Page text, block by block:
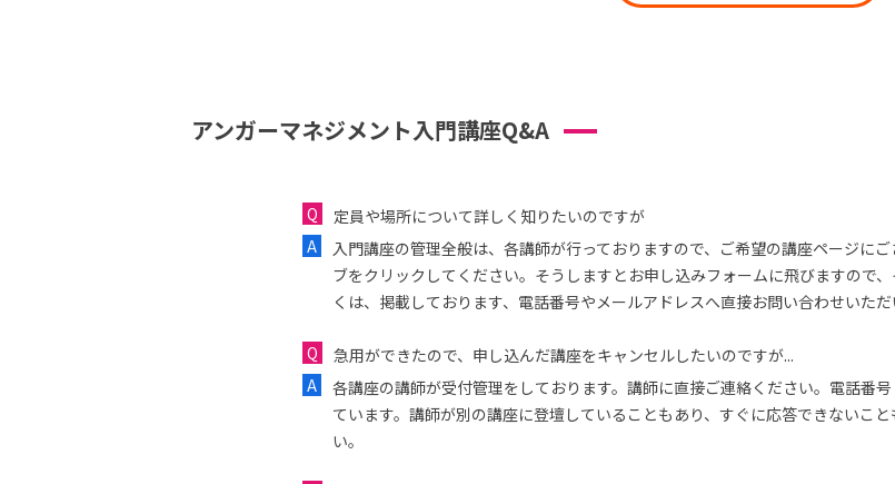
アンガーマネジメント入門講座Q&A
定員や場所について詳しく知りたいのですが
入門講座の管理全般は、各講師が行っておりますので、ご希望の講座ページに
ブをクリックしてください。そうしますとお申し込みフォームに飛びますので
くは、掲載しております、電話番号やメールアドレスへ直接お問い合わせいただ
急用ができたので、申し込んだ講座をキャンセルしたいのですが...
各講座の講師が受付管理をしております。講師に直接ご連絡ください。電話番
ています。講師が別の講座に登壇していることもあり、すぐに応答できないこ
い。